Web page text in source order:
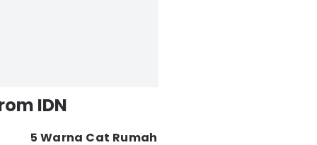
IDN
5 Warna Cat Rumah